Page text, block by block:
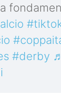
#derby